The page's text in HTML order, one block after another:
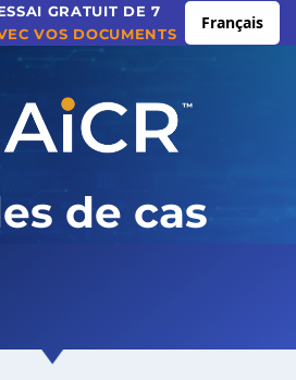
GRATUIT DE 7
VOS DOCUMENTS
Français
de cas